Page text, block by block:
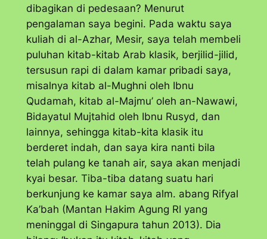
dibagikan di pedesaan? Menurut
pengalaman saya begini. Pada waktu saya
kuliah di al-Azhar, Mesir, saya telah membeli
puluhan kitab-kitab Arab klasik, berjilid-jilid,
tersusun rapi di dalam kamar pribadi saya,
misalnya kitab al-Mughni oleh Ibnu
Qudamah, kitab al-Majmu’oleh an-Nawawi,
Bidayatul Mujtahid oleh Ibnu Rusyd, dan
lainnya, sehingga kitab-kita klasik itu
berderet indah, dan saya kira nanti bila
telah pulang ke tanah air, saya akan menjadi
kyai besar. Tiba-tiba datang suatu hari
berkunjung ke kamar saya alm. abang Rifyal
Ka’bah (Mantan Hakim Agung RI yang
meninggal di Singapura tahun 2013). Dia